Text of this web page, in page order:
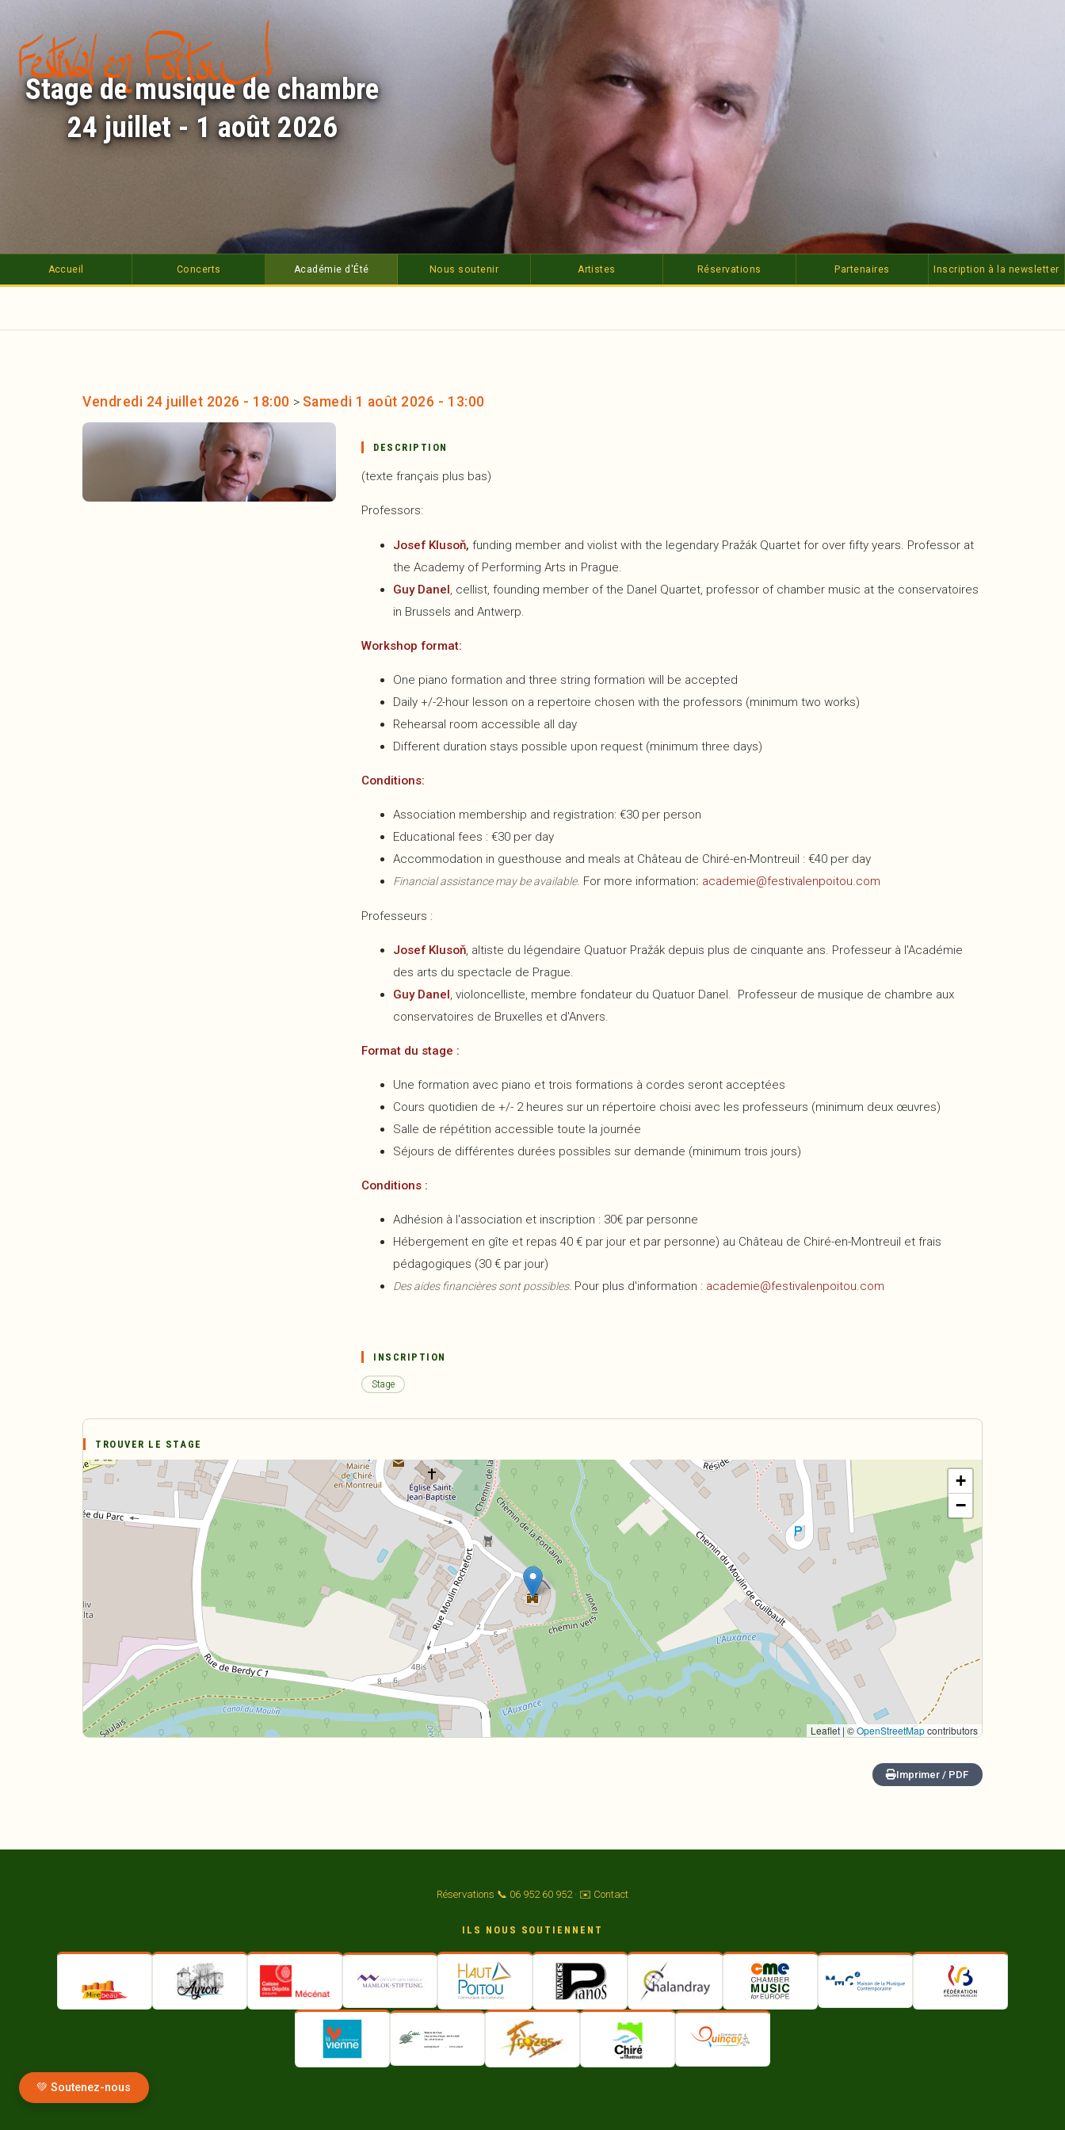
contenu
principal
Accueil Concerts Académie d'Été Nous soutenir Artistes Réservations Partenaires Inscription à la newsletter
Stage de musique de chambre
24 juillet - 1 août 2026
Vendredi 24 juillet 2026 - 18:00 > Samedi 1 août 2026 - 13:00
DESCRIPTION
(texte français plus bas)
Professors:
Josef Klusoň, funding member and violist with the legendary Pražák Quartet for over fifty years. Professor at
the Academy of Performing Arts in Prague.
Guy Danel , cellist, founding member of the Danel Quartet, professor of chamber music at the conservatoires
in Brussels and Antwerp.
Workshop format:
One piano formation and three string formation will be accepted
Daily +/-2-hour lesson on a repertoire chosen with the professors (minimum two works)
Rehearsal room accessible all day
Different duration stays possible upon request (minimum three days)
Conditions:
Association membership and registration: €30 per person
Educational fees : €30 per day
Accommodation in guesthouse and meals at Château de Chiré-en-Montreuil : €40 per day
Financial assistance may be available. For more information: academie@festivalenpoitou.com
Professeurs :
Josef Klusoň, altiste du légendaire Quatuor Pražák depuis plus de cinquante ans. Professeur à l'Académie
des arts du spectacle de Prague.
Guy Danel, violoncelliste, membre fondateur du Quatuor Danel. Professeur de musique de chambre aux
conservatoires de Bruxelles et d'Anvers.
Format du stage :
Une formation avec piano et trois formations à cordes seront acceptées
Cours quotidien de +/- 2 heures sur un répertoire choisi avec les professeurs (minimum deux œuvres)
Salle de répétition accessible toute la journée
Séjours de différentes durées possibles sur demande (minimum trois jours)
Conditions :
Adhésion à l'association et inscription : 30€ par personne
Hébergement en gîte et repas 40 € par jour et par personne) au Château de Chiré-en-Montreuil et frais
pédagogiques (30 € par jour)
Des aides financières sont possibles. Pour plus d'information : academie@festivalenpoitou.com
INSCRIPTION
Stage
TROUVER LE STAGE
+
−
Leaflet | ©OpenStreetMapcontributors
Imprimer / PDF
Réservations 📞 06 952 60 952· ✉️ Contact
💚 Soutenez-nous